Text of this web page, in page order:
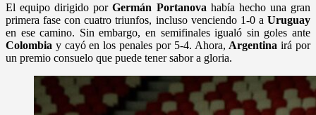
El equipo dirigido porGermán Portanova había hecho una gran
primera fase con cuatro triunfos, incluso venciendo 1-0 a Uruguay
en ese camino. Sin embargo, en semifinales igualó sin goles ante
Colombia y cayó en los penales por 5-4. Ahora, Argentina irá por
un premio consuelo que puede tener sabor a gloria.